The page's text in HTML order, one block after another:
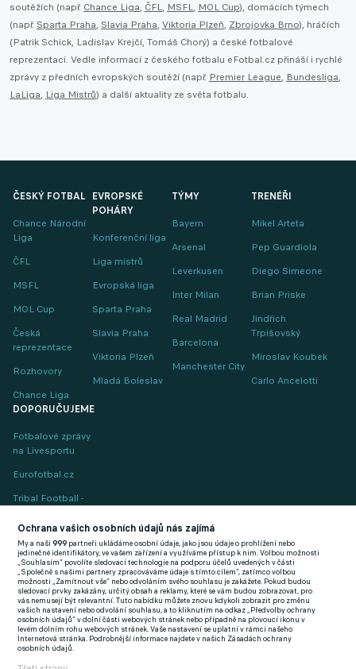
soutěžích (např. Chance Liga, ČFL, MSFL, MOL Cup), domácích týmech
(např. Sparta Praha, Slavia Praha, Viktoria Plzeň, Zbrojovka Brno), hráčích
(Patrik Schick, Ladislav Krejčí, Tomáš Chorý) a české fotbalové
reprezentaci. Vedle informací z českého fotbalu eFotbal.cz přináší i rychlé
zprávy z předních evropských soutěží (např. Premier League, Bundesliga,
LaLiga, Liga Mistrů) a další aktuality ze světa fotbalu.
ČESKÝ FOTBAL
Chance Národní
Liga
ČFL
MSFL
MOL Cup
Česká
reprezentace
Rozhovory
Chance Liga
EVROPSKÉ
POHÁRY
Konferenční liga
Liga mistrů
Evropská liga
Sparta Praha
Slavia Praha
Viktoria Plzeň
Mladá Boleslav
TÝMY
Bayern
Arsenal
Leverkusen
Inter Milan
Real Madrid
Barcelona
Manchester City
TRENÉŘI
Mikel Arteta
Pep Guardiola
Diego Simeone
Brian Priske
Jindřich
Trpišovský
Miroslav Koubek
Carlo Ancelotti
DOPORUČUJEME
Fotbalové zprávy
na Livesportu
Eurofotbal.cz
Tribal Football -
(EN)
FlashFutbal (SK)
Tenisportal.cz
Tenisové zprávy
na Livesportu
Ochrana vašich osobních údajů nás zajímá
My a naši999 partneři ukládáme osobní údaje, jako jsou údaje o prohlížení nebo
jedinečné identifikátory, ve vašem zařízení a využíváme přístup k nim. Volbou možnosti
„Souhlasím“ povolíte sledovací technologie na podporu účelů uvedených v části
„Společně s našimi partnery zpracováváme údaje s tímto cílem“, zatímco volbou
možnosti „Zamítnout vše“ nebo odvoláním svého souhlasu je zakážete. Pokud budou
sledovací prvky zakázány, určitý obsah a reklamy, které se vám budou zobrazovat, pro
vás nemusejí být relevantní. Tuto nabídku můžete znovu kdykoli zobrazit pro změnu
vašich nastavení nebo odvolání souhlasu, a to kliknutím na odkaz „Předvolby ochrany
osobních údajů“ v dolní části webových stránek nebo případně na plovoucí ikonu v
levém dolním rohu webových stránek. Vaše nastavení se uplatní v rámci našeho
Internetová stránka. Podrobnější informace najdete v našich Zásadách ochrany
osobních údajů.